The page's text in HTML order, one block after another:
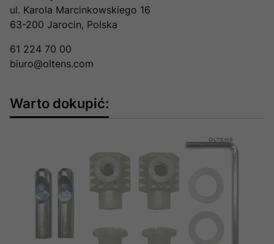
ul. Karola Marcinkowskiego 16
63-200 Jarocin, Polska
61 224 70 00
biuro@oltens.com
Warto dokupić: